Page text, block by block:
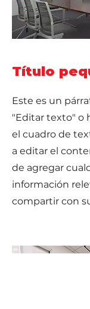
Título
Este es un
"Editar texto" o
el cuadro de
a editar el
de agregar
información
compartir con